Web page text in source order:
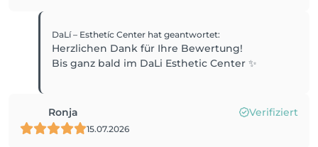
DaLí – Esthetíc Center hat geantwortet:
Herzlichen Dank für Ihre Bewertung!
Bis ganz bald im DaLi Esthetic Center ✨
Ronja Verifiziert
15.07.2026